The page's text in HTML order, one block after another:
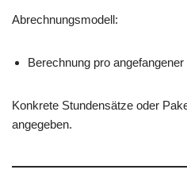
Abrechnungsmodell:
Berechnung pro
Konkrete Stundensätze oder
angegeben.